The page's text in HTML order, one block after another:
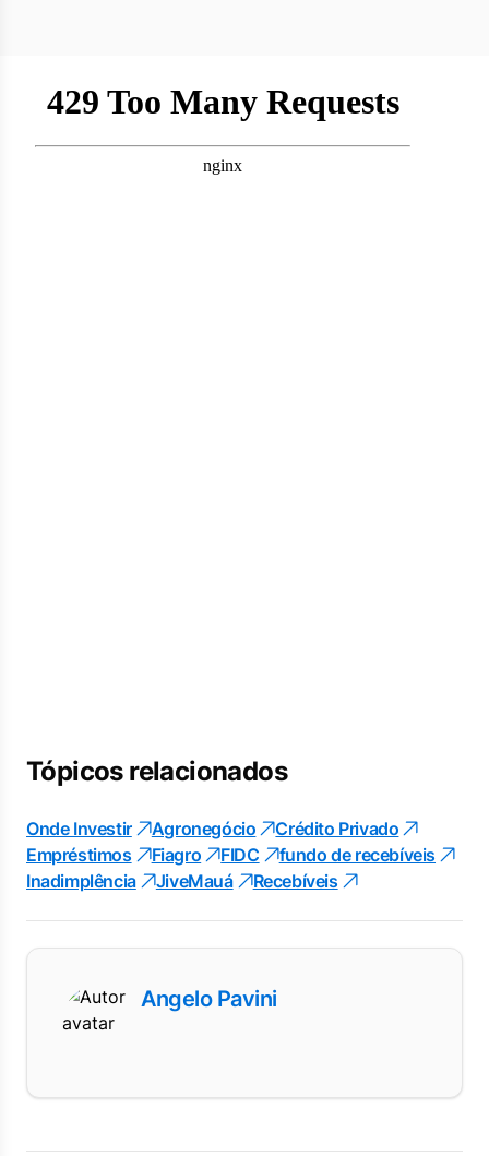
Tópicos relacionados
Onde Investir Agronegócio
Crédito Privado
Empréstimos
Fiagro FIDC
fundo de recebíveis
Inadimplência
JiveMauá Recebíveis
Angelo Pavini